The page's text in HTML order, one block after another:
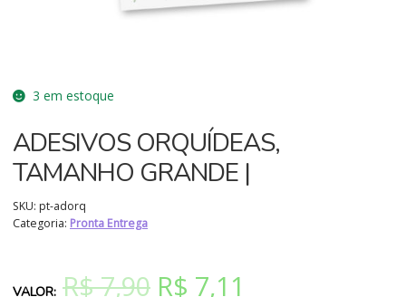
ADESIVOS ORQUÍDEAS,
TAMANHO GRANDE |
SKU: pt-adorq
Categoria: Pronta Entrega
R$7,90 O
R$ 7,11
3 em estoque